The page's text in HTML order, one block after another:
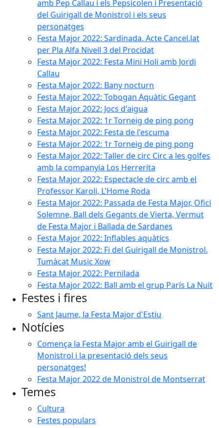
amb Pep Callau i els Pepsicolen i Presentació
del Guirigall de Monistrol i els seus
personatges
Festa Major 2022: Sardinada. Acte Cancel.lat
per Pla Alfa Nivell 3 del Procidat
Festa Major 2022: Festa Mini Holi amb Jordi
Callau
Festa Major 2022: Bany nocturn
Festa Major 2022: Tobogan Aquàtic Gegant
Festa Major 2022: Jocs d'aigua
Festa Major 2022: 1r Torneig de ping pong
Festa Major 2022: Festa de l'escuma
Festa Major 2022: 1r Torneig de ping pong
Festa Major 2022: Taller de circ Circ a les golfes
amb la companyia Los Herrerita
Festa Major 2022: Espectacle de circ amb el
Professor Karoli, L'Home Roda
Festa Major 2022: Passada de Festa Major, Ofici
Solemne, Ball dels Gegants de Vierta, Vermut
de Festa Major i Ballada de Sardanes
Festa Major 2022: Inflables aquàtics
Festa Major 2022: Fi del Guirigall de Monistrol.
Tumàcat Music Xow
Festa Major 2022: Pernilada
Festa Major 2022: Ball amb el grup París La Nuit
Festes i fires
Sant Jaume, la Festa Major d'Estiu
Notícies
Comença la Festa Major amb el Guirigall de
Monistrol i la presentació dels seus
personatges!
Festa Major 2022 de Monistrol de Montserrat
Temes
Cultura
Festes populars